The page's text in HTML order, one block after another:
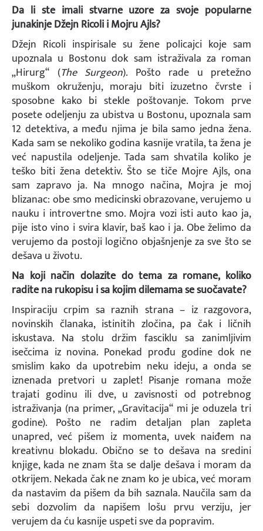
Da li ste imali stvarne uzore za svoje popularne
junakinje Džejn Ricoli i Mojru Ajls?
Džejn Ricoli inspirisale su žene policajci koje sam
upoznala u Bostonu dok sam istraživala za roman
„Hirurg“ (The Surgeon). Pošto rade u pretežno
muškom okruženju, moraju biti izuzetno čvrste i
sposobne kako bi stekle poštovanje. Tokom prve
posete odeljenju za ubistva u Bostonu, upoznala sam
12 detektiva, a među njima je bila samo jedna žena.
Kada sam se nekoliko godina kasnije vratila, ta žena je
već napustila odeljenje. Tada sam shvatila koliko je
teško biti žena detektiv. Što se tiče Mojre Ajls, ona
sam zapravo ja. Na mnogo načina, Mojra je moj
blizanac: obe smo medicinski obrazovane, verujemo u
nauku i introvertne smo. Mojra vozi isti auto kao ja,
pije isto vino i svira klavir, baš kao i ja. Obe želimo da
verujemo da postoji logično objašnjenje za sve što se
dešava u životu.
Na koji način dolazite do tema za romane, koliko
radite na rukopisu i sa kojim dilemama se suočavate?
Inspiraciju crpim sa raznih strana – iz razgovora,
novinskih članaka, istinitih zločina, pa čak i ličnih
iskustava. Na stolu držim fasciklu sa zanimljivim
isečcima iz novina. Ponekad prođu godine dok ne
smislim kako da upotrebim neku ideju, a onda se
iznenada pretvori u zaplet! Pisanje romana može
trajati godinu ili dve, u zavisnosti od potrebnog
istraživanja (na primer, „Gravitacija“ mi je oduzela tri
godine). Pošto ne radim detaljan plan zapleta
unapred, već pišem iz momenta, uvek naiđem na
kreativnu blokadu. Obično se to dešava na sredini
knjige, kada ne znam šta se dalje dešava i moram da
otkrijem. Nekada čak ne znam ko je ubica, već moram
da nastavim da pišem da bih saznala. Naučila sam da
sebi dozvolim da napišem lošu prvu verziju, jer
verujem da ću kasnije uspeti sve da popravim.